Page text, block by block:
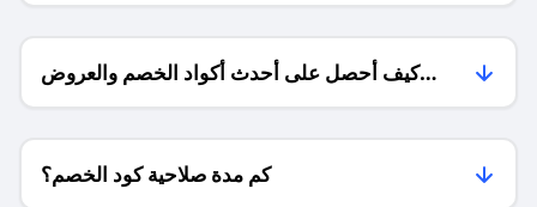
كيف أحصل على أحدث أكواد الخصم والعروض
للمتاجر؟
كم مدة صلاحية كود الخصم؟